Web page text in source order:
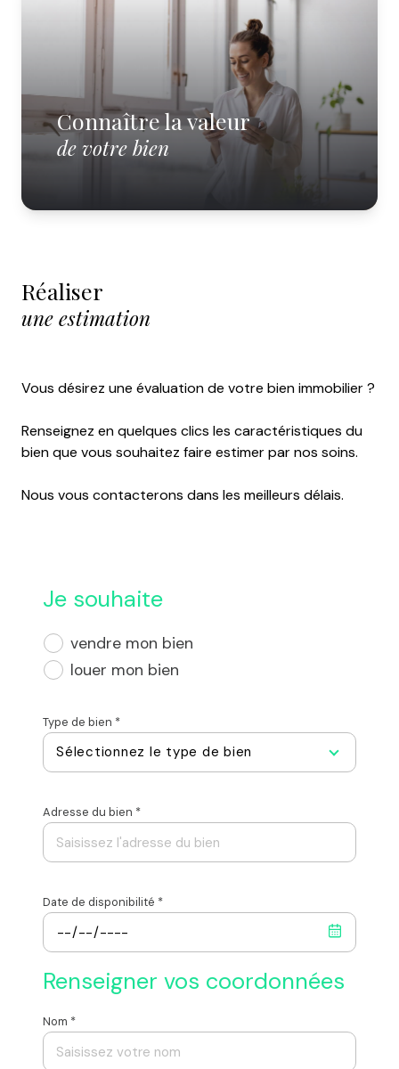
PROPRIÉTÉS
DÉCOUVRIR
SXM
ESCAPADES
ET DÉLICES
Connaître la valeur
de votre bien
Réaliser
une estimation
Vous désirez une évaluation de votre bien immobilier ?
Renseignez en quelques clics les caractéristiques du
bien que vous souhaitez faire estimer par nos soins.
Nous vous contacterons dans les meilleurs délais.
Je souhaite
vendre mon bien
louer mon bien
Type de bien *
Sélectionnez le type de bien
Adresse du bien *
Date de disponibilité *
Renseigner vos coordonnées
Nom *